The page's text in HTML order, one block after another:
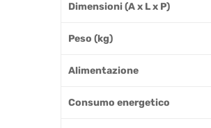
Dimensioni (A x L x P)
Peso (kg)
Alimentazione
Consumo energetico